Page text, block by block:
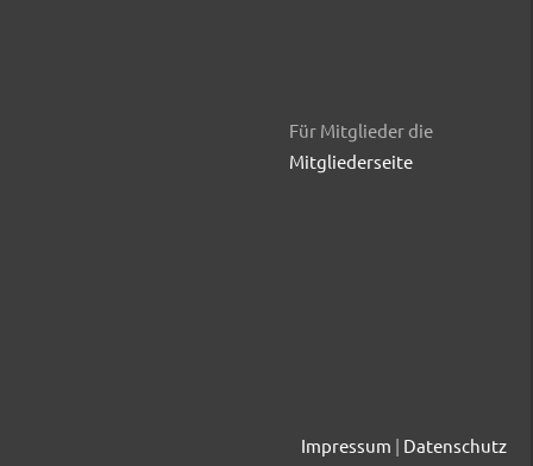
Für Mitglieder die
Mitgliederseite
Impressum | Datenschutz